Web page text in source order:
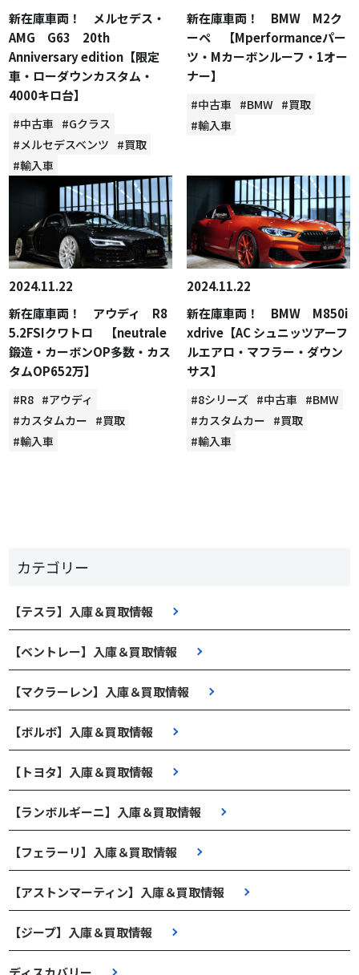
カテゴリー
【テスラ】入庫＆買取情報
【ベントレー】入庫＆買取情報
【マクラーレン】入庫＆買取情報
【ボルボ】入庫＆買取情報
【トヨタ】入庫＆買取情報
【ランボルギーニ】入庫＆買取情報
【フェラーリ】入庫＆買取情報
【アストンマーティン】入庫＆買取情報
【ジープ】入庫＆買取情報
新在庫車両！ メルセデス・
AMG G63 20th
Anniversary edition【限定
車・ローダウンカスタム・
4000キロ台】
#中古車 #Gクラス
#メルセデスベンツ #買取
#輸入車
新在庫車両！ BMW M2ク
ーペ 【Mperformanceパー
ツ・Mカーボンルーフ・1オー
ナー】
#中古車 #BMW #買取
#輸入車
2024.11.22
新在庫車両！ アウディ R8
5.2FSIクワトロ 【neutrale
鍛造・カーボンOP多数・カス
タムOP652万】
#R8 #アウディ
#カスタムカー #買取
#輸入車
2024.11.22
新在庫車両！ BMW M850i
xdrive【AC シュニッツアーフ
ルエアロ・マフラー・ダウン
サス】
#8シリーズ #中古車 #BMW
#カスタムカー #買取
#輸入車